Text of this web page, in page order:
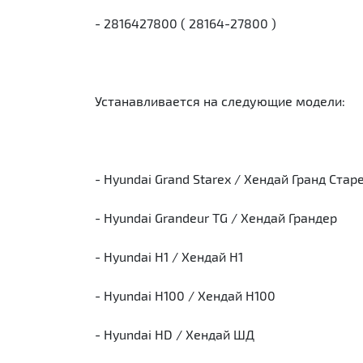
- 2816427800 ( 28164-27800 )
Устанавливается на следующие модели:
- Hyundai Grand Starex / Хендай Гранд
- Hyundai Grandeur TG / Хендай Грандер
- Hyundai H1 / Хендай Н1
- Hyundai H100 / Хендай Н100
- Hyundai HD / Хендай ШД